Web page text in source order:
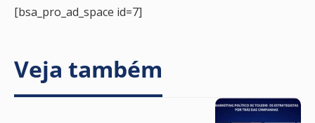
[bsa_pro_ad_space id=7]
Veja também